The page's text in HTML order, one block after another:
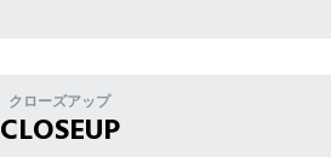
クローズアップ
CLOSEUP